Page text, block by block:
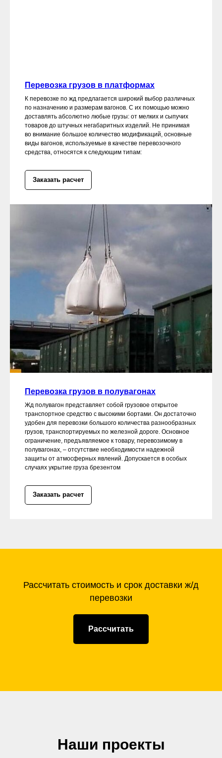
Перевозка грузов в платформах
К перевозке по жд предлагается широкий выбор различных
по назначению и размерам вагонов. С их помощью можно
доставлять абсолютно любые грузы: от мелких и сыпучих
товаров до штучных негабаритных изделий. Не принимая
во внимание большое количество модификаций, основные
виды вагонов, используемые в качестве перевозочного
средства, относятся к следующим типам:
Заказать расчет
Перевозка грузов в полувагонах
Жд полувагон представляет собой грузовое открытое
транспортное средство с высокими бортами. Он достаточно
удобен для перевозки большого количества разнообразных
грузов, транспортируемых по железной дороге. Основное
ограничение, предъявляемое к товару, перевозимому в
полувагонах, – отсутствие необходимости надежной
защиты от атмосферных явлений. Допускается в особых
случаях укрытие груза брезентом
Заказать расчет
Рассчитать стоимость и срок доставки ж/д
перевозки
Рассчитать
Наши проекты